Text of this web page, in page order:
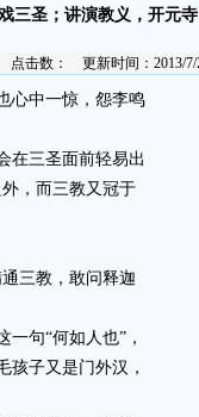
圣；讲演教义，开元
点击数： 更新时间：2013/7/
心中一惊，怨李鸣
三圣面前轻易出
，而三教又冠于
三教，敢问释迦
句“何如人也”，
孩子又是门外汉，